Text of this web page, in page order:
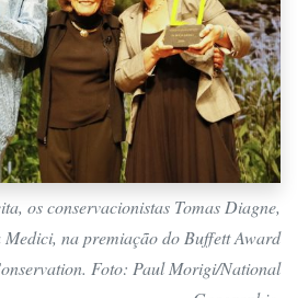
os conservacionistas Tomas Diagne,
na premiação do Buffett Award
Foto: Paul Morigi/National